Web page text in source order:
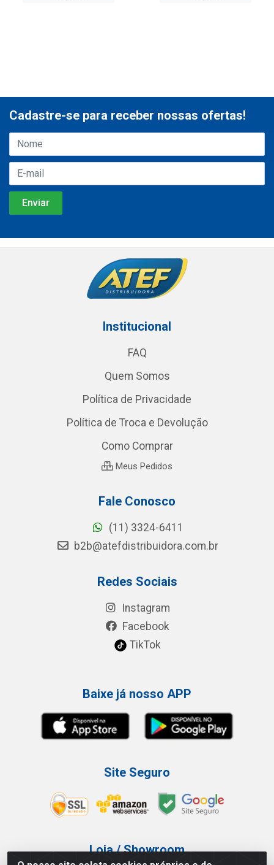
Cadastre-se para receber nossas ofertas!
Institucional
FAQ
Quem Somos
Política de Privacidade
Política de Troca e Devolução
Como Comprar
Meus Pedidos
Fale Conosco
(11) 3324-6411
b2b@atefdistribuidora.com.br
Redes Sociais
Instagram
Facebook
TikTok
Baixe já nosso APP
Site Seguro
Loja / Showroom